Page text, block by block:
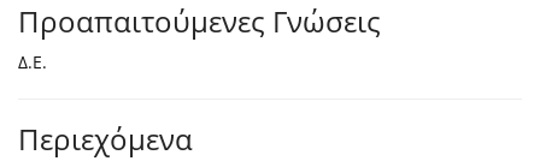
Προαπαιτούμενες Γνώσεις
Δ.Ε.
Περιεχόμενα